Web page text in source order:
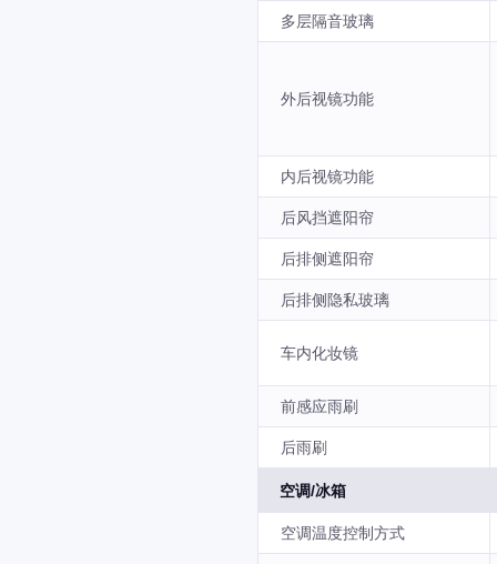
多层隔音玻璃
外后视镜功能
内后视镜功能
后风挡遮阳帘
后排侧遮阳帘
后排侧隐私玻璃
车内化妆镜
前感应雨刷
后雨刷
空调/冰箱
空调温度控制方式